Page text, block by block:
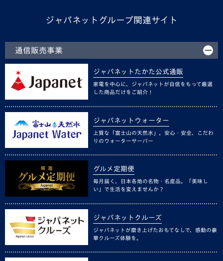
ジャパネットグループ関連サイト
通信販売事業
ジャパネットたかた公式通販
家電を中心に、ジャパネットが自信をもって厳選
した商品だけをご紹介！
ジャパネットウォーター
上質な「富士山の天然水」。安心・安全、こだわ
りのウォーターサーバー
グルメ定期便
毎月届く、日本各地の名物・名産品。「美味し
い」で生活を変えませんか？
ジャパネットクルーズ
ジャパネットが磨き上げたおもてなしで、感動の豪
華クルーズ体験を。